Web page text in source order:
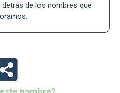
de los nombres que